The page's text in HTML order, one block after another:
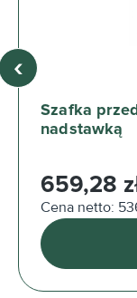
Szafka
nadstawką
Cena
659,28
Cena netto:
‹